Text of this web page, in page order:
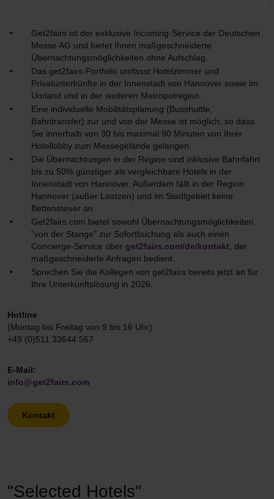
Get2fairs ist der exklusive Incoming-Service der Deutschen
Messe AG und bietet Ihnen maßgeschneiderte
Übernachtungsmöglichkeiten ohne Aufschlag.
Das get2fairs-Portfolio umfasst Hotelzimmer und
Privatunterkünfte in der Innenstadt von Hannover sowie im
Umland und in der weiteren Metropolregion.
Eine individuelle Mobilitätsplanung (Busshuttle,
Bahntransfer) zur und von der Messe ist möglich, so dass
Sie innerhalb von 30 bis maximal 90 Minuten von Ihrer
Hotellobby zum Messegelände gelangen.
Die Übernachtungen in der Region sind inklusive Bahnfahrt
bis zu 50% günstiger als vergleichbare Hotels in der
Innenstadt von Hannover. Außerdem fällt in der Region
Hannover (außer Laatzen) und im Stadtgebiet keine
Bettensteuer an.
Get2fairs.com bietet sowohl Übernachtungsmöglichkeiten
"von der Stange" zur Sofortbuchung als auch einen
Concierge-Service über get2fairs.com/de/kontakt , der
maßgeschneiderte Anfragen bedient.
Sprechen Sie die Kollegen von get2fairs bereits jetzt an für
Ihre Unterkunftslösung in 2026.
Hotline
(Montag bis Freitag von 9 bis 16 Uhr)
+49 (0)511 33644 567
E-Mail:
info@get2fairs.com
Kontakt
"Selected Hotels"